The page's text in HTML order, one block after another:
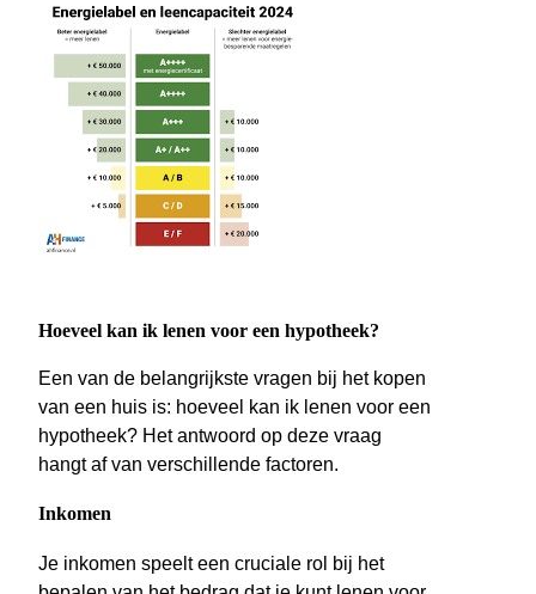
Hoeveel kan ik lenen voor een hypotheek?
Een van de belangrijkste vragen bij het kopen
van een huis is: hoeveel kan ik lenen voor een
hypotheek? Het antwoord op deze vraag
hangt af van verschillende factoren.
Inkomen
Je inkomen speelt een cruciale rol bij het